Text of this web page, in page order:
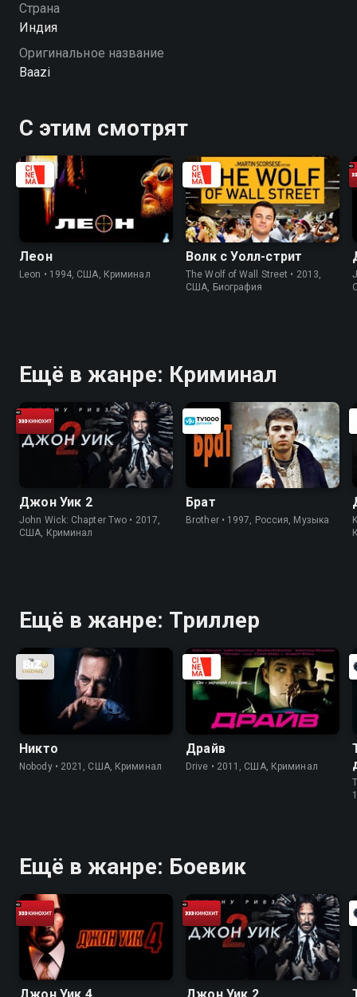
Страна
Индия
Оригинальное название
Baazi
С этим смотрят
Леон
Leon • 1994, США, Криминал
Волк с Уолл-стрит
The Wolf of Wall Street • 2013,
США, Биография
Ещё в жанре: Криминал
Джон Уик 2
John Wick: Chapter Two • 2017,
США, Криминал
Брат
Brother • 1997, Россия, Музыка
Ещё в жанре: Триллер
Никто
Nobody • 2021, США, Криминал
Драйв
Drive • 2011, США, Криминал
Ещё в жанре: Боевик